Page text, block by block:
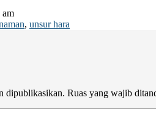
, unsur hara
dipublikasikan. Ruas yang wajib